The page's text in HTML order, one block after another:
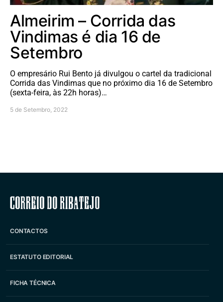
Almeirim – Corrida das
Vindimas é dia 16 de
Setembro
O empresário Rui Bento já divulgou o cartel da tradicional
Corrida das Vindimas que no próximo dia 16 de Setembro
(sexta-feira, às 22h horas)…
5 de Setembro, 2022
Correio do Ribatejo
CONTACTOS
ESTATUTO EDITORIAL
FICHA TÉCNICA